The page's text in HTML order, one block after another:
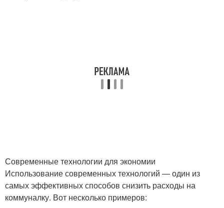
Современные технологии для экономии
Использование современных технологий — один из
самых эффективных способов снизить расходы на
коммуналку. Вот несколько примеров: